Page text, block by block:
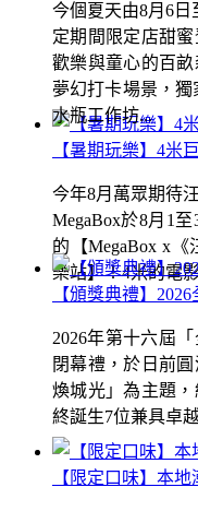
【暑期玩樂】4米
今年8月萬眾期待
MegaBox於8月1
的【MegaBox x
樂站】！4米的電
【限定口味】本
今個夏天由8月6日
定期間限定店甜
歡樂與童心的百
夢幻打卡場景，
水瓶工作坊...
【頒獎典禮】
2026年第十六屆
閉幕禮，於日前
煥城光」為主題
終誕生7位兼具卓